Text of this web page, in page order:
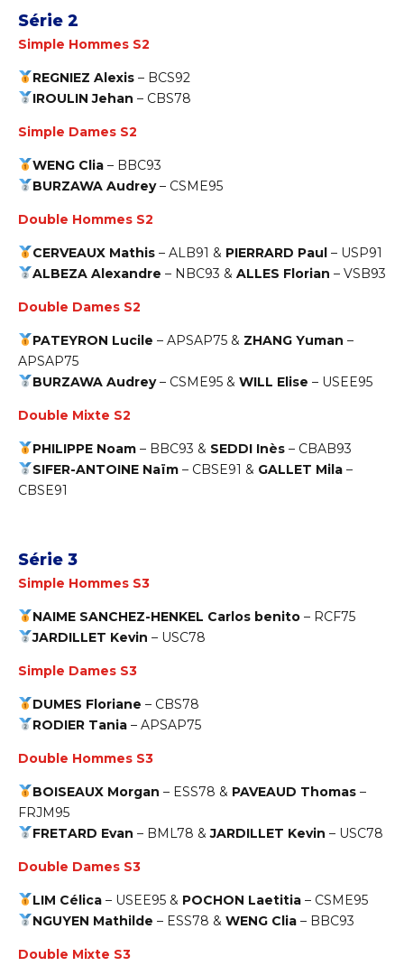
Série 2
Simple Hommes S2
REGNIEZ Alexis– BCS92
IROULIN Jehan – CBS78
Simple Dames S2
WENG Clia– BBC93
BURZAWA Audrey– CSME95
Double Hommes S2
CERVEAUX Mathis– ALB91 & PIERRARD Paul– USP91
ALBEZA Alexandre – NBC93 & ALLES Florian – VSB93
Double Dames S2
PATEYRON Lucile – APSAP75& ZHANG Yuman –
APSAP75
BURZAWA Audrey– CSME95& WILL Elise – USEE95
Double Mixte S2
PHILIPPE Noam– BBC93 & SEDDI Inès– CBAB93
SIFER-ANTOINE Naïm– CBSE91 & GALLET Mila–
CBSE91
Série 3
Simple Hommes S3
NAIME SANCHEZ-HENKEL Carlos benito– RCF75
JARDILLET Kevin – USC78
Simple Dames S3
DUMES Floriane – CBS78
RODIER Tania– APSAP75
Double Hommes S3
BOISEAUX Morgan – ESS78 & PAVEAUD Thomas–
FRJM95
FRETARD Evan – BML78 &JARDILLET Kevin – USC78
Double Dames S3
LIM Célica– USEE95 & POCHON Laetitia– CSME95
NGUYEN Mathilde – ESS78 & WENG Clia– BBC93
Double Mixte S3